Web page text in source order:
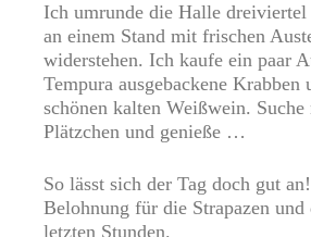
Ich umrunde die Halle dreiviertel
an einem Stand mit frischen
widerstehen. Ich kaufe ein paar
Tempura ausgebackene Krabben
schönen kalten Weißwein.
Plätzchen und genieße …
So lässt sich der Tag doch gut
Belohnung für die Strapazen
letzten Stunden.